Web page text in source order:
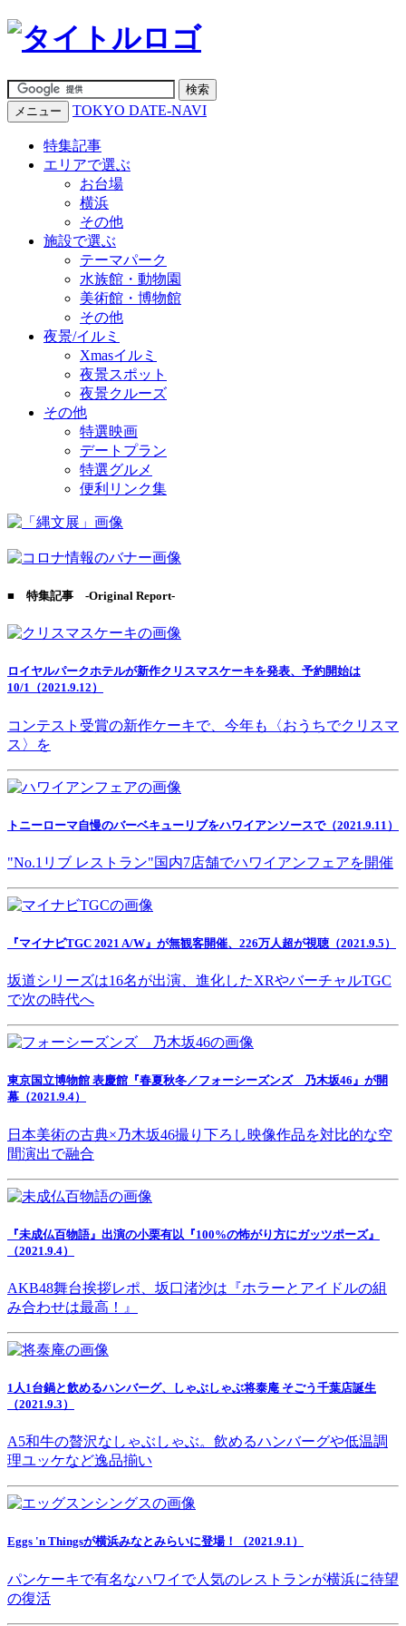
メニュー TOKYO DATE-NAVI
特集記事
エリアで選ぶ
お台場
横浜
その他
施設で選ぶ
テーマパーク
水族館・動物園
美術館・博物館
その他
夜景/イルミ
Xmasイルミ
夜景スポット
夜景クルーズ
その他
特選映画
デートプラン
特選グルメ
便利リンク集
■ 特集記事 -Original Report-
ロイヤルパークホテルが新作クリスマスケーキを発表、予約開始は
10/1（2021.9.12）
コンテスト受賞の新作ケーキで、今年も〈おうちでクリスマ
ス〉を
トニーローマ自慢のバーベキューリブをハワイアンソースで（2021.9.11）
"No.1リブ レストラン"国内7店舗でハワイアンフェアを開催
『マイナビTGC 2021 A/W』が無観客開催、226万人超が視聴（2021.9.5）
坂道シリーズは16名が出演、進化したXRやバーチャルTGC
で次の時代へ
東京国立博物館 表慶館『春夏秋冬／フォーシーズンズ 乃木坂46』が開
幕（2021.9.4）
日本美術の古典×乃木坂46撮り下ろし映像作品を対比的な空
間演出で融合
『未成仏百物語』出演の小栗有以『100%の怖がり方にガッツポーズ』
（2021.9.4）
AKB48舞台挨拶レポ、坂口渚沙は『ホラーとアイドルの組
み合わせは最高！』
1人1台鍋と飲めるハンバーグ、しゃぶしゃぶ将泰庵 そごう千葉店誕生
（2021.9.3）
A5和牛の贅沢なしゃぶしゃぶ。飲めるハンバーグや低温調
理ユッケなど逸品揃い
Eggs 'n Thingsが横浜みなとみらいに登場！（2021.9.1）
パンケーキで有名なハワイで人気のレストランが横浜に待望
の復活